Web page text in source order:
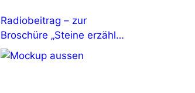
Radiobeitrag – zur
Broschüre „Steine erzählen
Geschichten“